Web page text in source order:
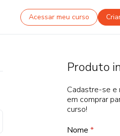
Acessar meu curso
Produto
Cadastre-se e
em comprar
curso!
Nome *